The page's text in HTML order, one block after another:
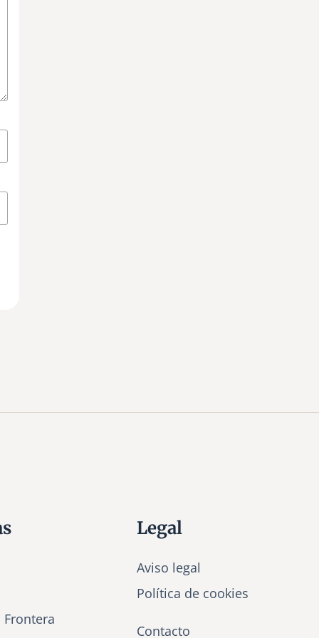
Frontera
Legal
Aviso legal
Política de cookies
Contacto